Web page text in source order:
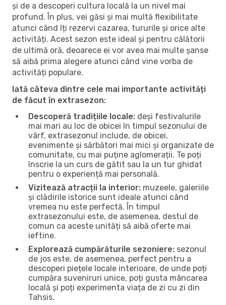
și de a descoperi cultura locală la un nivel mai
profund. În plus, vei găsi și mai multă flexibilitate
atunci când îți rezervi cazarea, tururile și orice alte
activități. Acest sezon este ideal și pentru călătorii
de ultimă oră, deoarece ei vor avea mai multe șanse
să aibă prima alegere atunci când vine vorba de
activități populare.
Iată câteva dintre cele mai importante activități
de făcut în extrasezon:
Descoperă tradițiile locale: deși festivalurile
mai mari au loc de obicei în timpul sezonului de
vârf, extrasezonul include, de obicei,
evenimente și sărbători mai mici și organizate de
comunitate, cu mai puține aglomerații. Te poți
înscrie la un curs de gătit sau la un tur ghidat
pentru o experiență mai personală.
Vizitează atracții la interior: muzeele, galeriile
și clădirile istorice sunt ideale atunci când
vremea nu este perfectă. În timpul
extrasezonului este, de asemenea, destul de
comun ca aceste unități să aibă oferte mai
ieftine.
Explorează cumpărăturile sezoniere: sezonul
de jos este, de asemenea, perfect pentru a
descoperi piețele locale interioare, de unde poți
cumpăra suveniruri unice, poți gusta mâncarea
locală și poți experimenta viața de zi cu zi din
Tahsis.